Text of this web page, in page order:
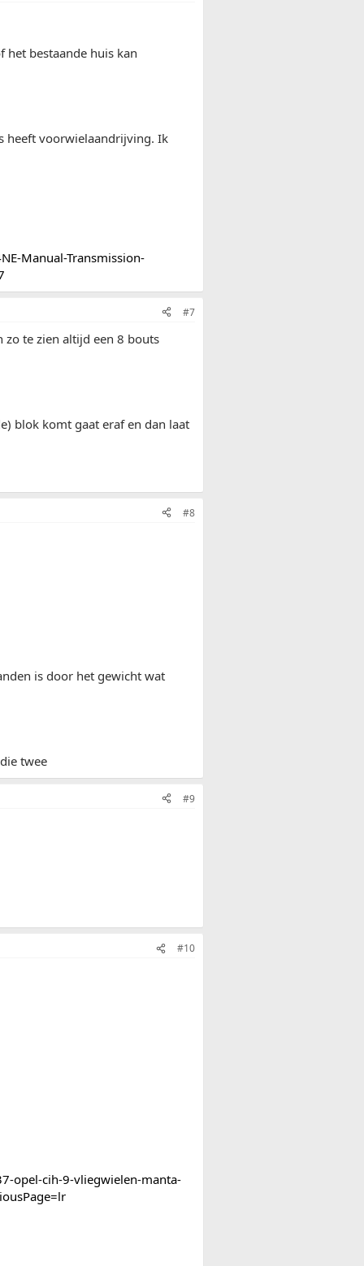
het bestaande huis kan
heeft voorwielaandrijving. Ik
Manual-Transmission-
#7
zo te zien altijd een 8 bouts
blok komt gaat eraf en dan laat
#8
is door het gewicht wat
twee
#9
#10
opel-cih-9-vliegwielen-manta-